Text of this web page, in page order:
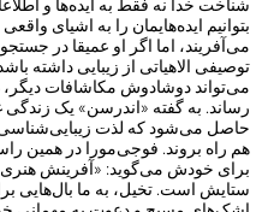
شناخت خدا نه فقط به ایده‌ها و
بتوانیم ایده‌هایمان را به اشیای
می‌آفریند، اما اگر او عمیقا در
توصیفی الاهیاتی از زیبایی داشته
می‌تواند دوشادوش مکاشافات دیگر،
رساند. به گفته «اندرسن» یک زندگی
حاصل می‌شود که لذت
هم راه بروند. فوجی‌مورا در همین
برای خودش می‌گوید: «آفرینش
ستایش است. تخیل، به ما بال‌هایی